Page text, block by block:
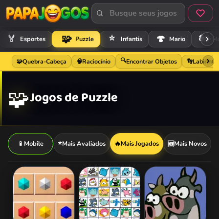
🏅 Esportes 🧩 Puzzle ⭐ Infantis 🍄 Mario 🏍️
🧩Quebra-Cabeça 🧠Raciocínio 🔍Encontrar Objetos 👣
🧩Jogos de Puzzle
📱 Mobile ⭐Mais Avaliados 🔥Mais Jogados 🆕Mais Novos